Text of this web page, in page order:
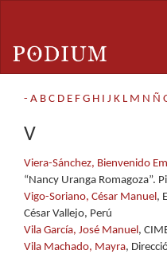
principal
Barra
- A B C D E F G H I J K L M N Ñ
V
Viera-Sánchez, Bienvenido
“Nancy Uranga Romagoza”.
Vigo-Soriano, César Manuel ,
César Vallejo, Perú
Vila García, José Manuel ,
Vila Machado, Mayra,